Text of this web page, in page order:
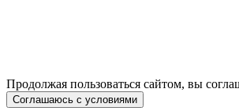
Продолжая пользоваться сайтом, вы
Соглашаюсь с условиями